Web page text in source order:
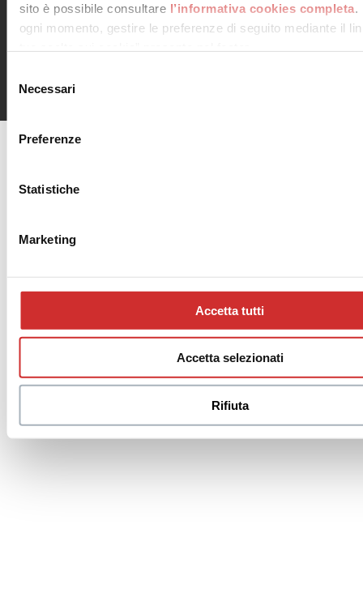
sito è possibile consultare l’informativa cookies completa.
ogni momento, gestire le preferenze di seguito mediante il
delNecessari
Preferenze
Statistiche
Marketing
Accetta tutti
Accetta selezionati
Rifiuta
© 2018 Consorzio Centro Piave, Via Iseo, 1 San Donà di
agenciaseomarketingonline.es